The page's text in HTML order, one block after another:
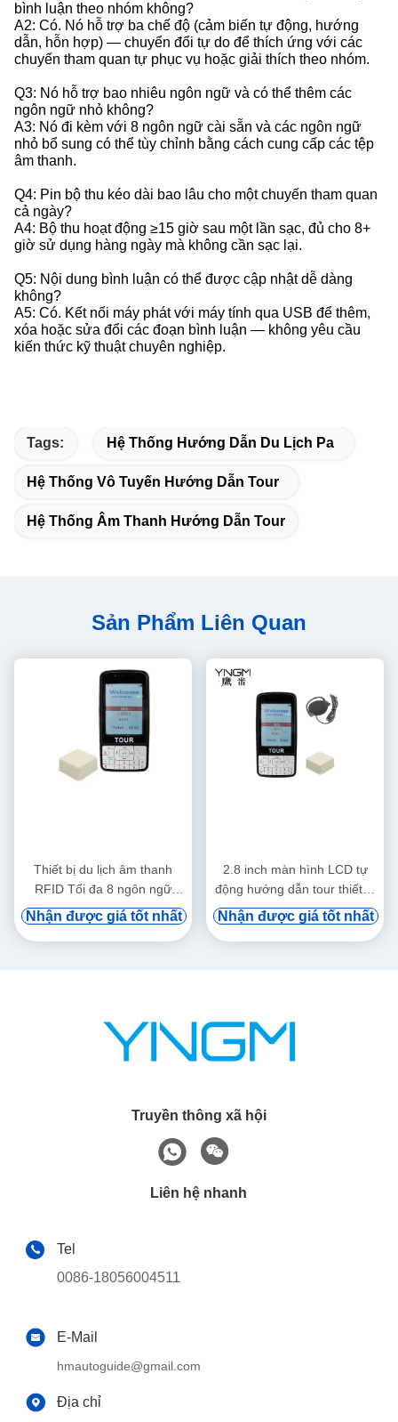
bình luận theo nhóm không?
A2: Có. Nó hỗ trợ ba chế độ (cảm biến tự động, hướng
dẫn, hỗn hợp) — chuyển đổi tự do để thích ứng với các
chuyến tham quan tự phục vụ hoặc giải thích theo nhóm.
Q3: Nó hỗ trợ bao nhiêu ngôn ngữ và có thể thêm các
ngôn ngữ nhỏ không?
A3: Nó đi kèm với 8 ngôn ngữ cài sẵn và các ngôn ngữ
nhỏ bổ sung có thể tùy chỉnh bằng cách cung cấp các tệp
âm thanh.
Q4: Pin bộ thu kéo dài bao lâu cho một chuyến tham quan
cả ngày?
A4: Bộ thu hoạt động ≥15 giờ sau một lần sạc, đủ cho 8+
giờ sử dụng hàng ngày mà không cần sạc lại.
Q5: Nội dung bình luận có thể được cập nhật dễ dàng
không?
A5: Có. Kết nối máy phát với máy tính qua USB để thêm,
xóa hoặc sửa đổi các đoạn bình luận — không yêu cầu
kiến thức kỹ thuật chuyên nghiệp.
Tags: Hệ Thống Hướng Dẫn Du Lịch Pa
Hệ Thống Vô Tuyến Hướng Dẫn Tour
Hệ Thống Âm Thanh Hướng Dẫn Tour
Sản Phẩm Liên Quan
Thiết bị du lịch âm thanh
RFID Tối đa 8 ngôn ngữ
32G Bộ nhớ
Nhận được giá tốt nhất
2.8 inch màn hình LCD tự
động hướng dẫn tour thiết bị
hướng dẫn Vod
Nhận được giá tốt nhất
Truyền thông xã hội
Liên hệ nhanh
Tel
0086-18056004511
E-Mail
hmautoguide@gmail.com
Địa chỉ